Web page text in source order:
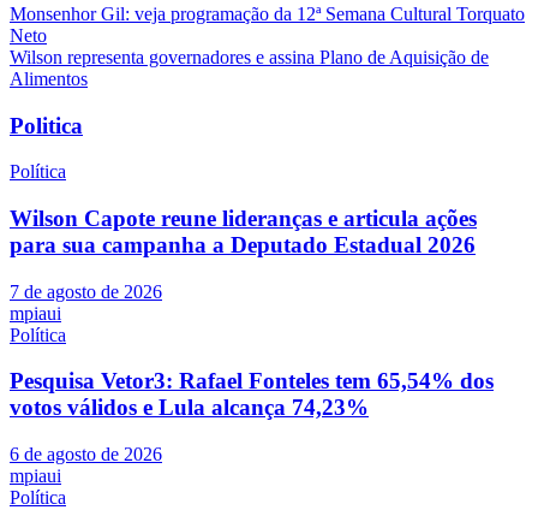
Navegação
de
Post
Monsenhor Gil: veja programação da 12ª Semana Cultural Torquato
Neto
Wilson representa governadores e assina Plano de Aquisição de
Alimentos
Politica
Política
Wilson Capote reune lideranças e articula ações
para sua campanha a Deputado Estadual 2026
7 de agosto de 2026
mpiaui
Política
Pesquisa Vetor3: Rafael Fonteles tem 65,54% dos
votos válidos e Lula alcança 74,23%
6 de agosto de 2026
mpiaui
Política